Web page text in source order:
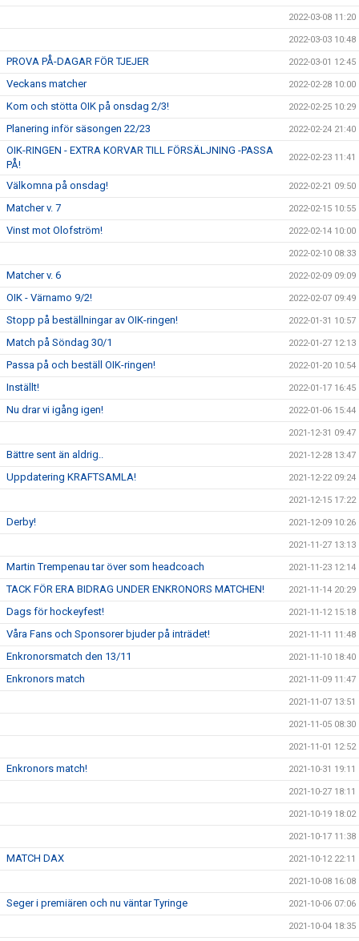
2022-03-08 11:20
2022-03-03 10:48
PROVA PÅ-DAGAR FÖR TJEJER 2022-03-01 12:45
Veckans matcher 2022-02-28 10:00
Kom och stötta OIK på onsdag 2/3! 2022-02-25 10:29
Planering inför säsongen 22/23 2022-02-24 21:40
OIK-RINGEN - EXTRA KORVAR TILL FÖRSÄLJNING -PASSA
PÅ!
2022-02-23 11:41
Välkomna på onsdag! 2022-02-21 09:50
Matcher v. 7 2022-02-15 10:55
Vinst mot Olofström! 2022-02-14 10:00
2022-02-10 08:33
Matcher v. 6 2022-02-09 09:09
OIK - Värnamo 9/2! 2022-02-07 09:49
Stopp på beställningar av OIK-ringen! 2022-01-31 10:57
Match på Söndag 30/1 2022-01-27 12:13
Passa på och beställ OIK-ringen! 2022-01-20 10:54
Inställt! 2022-01-17 16:45
Nu drar vi igång igen! 2022-01-06 15:44
2021-12-31 09:47
Bättre sent än aldrig.. 2021-12-28 13:47
Uppdatering KRAFTSAMLA! 2021-12-22 09:24
2021-12-15 17:22
Derby! 2021-12-09 10:26
2021-11-27 13:13
Martin Trempenau tar över som headcoach 2021-11-23 12:14
TACK FÖR ERA BIDRAG UNDER ENKRONORS MATCHEN! 2021-11-14 20:29
Dags för hockeyfest! 2021-11-12 15:18
Våra Fans och Sponsorer bjuder på inträdet! 2021-11-11 11:48
Enkronorsmatch den 13/11 2021-11-10 18:40
Enkronors match 2021-11-09 11:47
2021-11-07 13:51
2021-11-05 08:30
2021-11-01 12:52
Enkronors match! 2021-10-31 19:11
2021-10-27 18:11
2021-10-19 18:02
2021-10-17 11:38
MATCH DAX 2021-10-12 22:11
2021-10-08 16:08
Seger i premiären och nu väntar Tyringe 2021-10-06 07:06
2021-10-04 18:35